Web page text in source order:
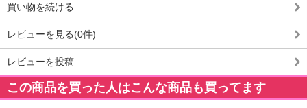
買い物を続ける
レビューを見る(0件)
レビューを投稿
この商品を買った人はこんな商品も買ってます